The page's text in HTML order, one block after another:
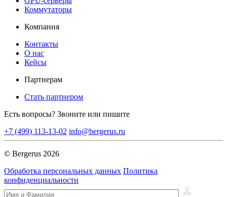
Коммутаторы
Компания
Контакты
О нас
Кейсы
Партнерам
Стать партнером
Есть вопросы? Звоните или пишите
+7 (499) 113-13-02 info@bergerus.ru
© Bergerus 2026
Обработка персональных данных Политика
конфиденциальности